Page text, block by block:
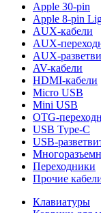
Apple 30-pin
Apple 8-pin
AUX-кабели
AUX-
AUX-
AV-кабели
HDMI-кабели
Micro USB
Mini USB
OTG-
USB Type-C
USB-
Переходники
Прочие
Клавиатуры